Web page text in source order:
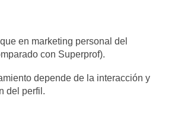
en marketing personal del
con Superprof).
depende de la interacción y
del perfil.